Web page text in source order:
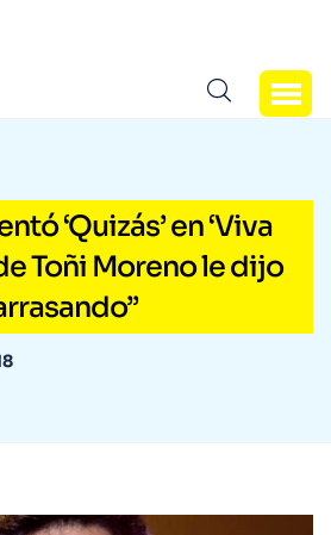
‘Quizás’ en ‘Viva
Toñi Moreno le dijo